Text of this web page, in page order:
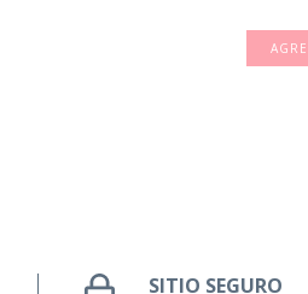
SITIO SEGURO